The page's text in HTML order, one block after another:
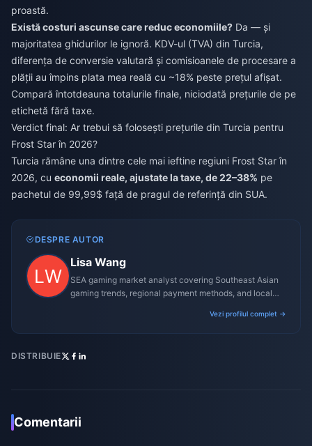
proastă.
Există costuri ascunse care reduc economiile? Da — și
majoritatea ghidurilor le ignoră. KDV-ul (TVA) din Turcia,
diferența de conversie valutară și comisioanele de procesare a
plății au împins plata mea reală cu ~18% peste prețul afișat.
Compară întotdeauna totalurile finale, niciodată prețurile de pe
etichetă fără taxe.
Verdict final: Ar trebui să folosești prețurile din Turcia pentru
Frost Star în 2026?
Turcia rămâne una dintre cele mai ieftine regiuni Frost Star în
2026, cu economii reale, ajustate la taxe, de 22–38% pe
pachetul de 99,99$ față de pragul de referință din SUA.
DESPRE AUTOR
Lisa Wang
SEA gaming market analyst covering Southeast Asian
gaming trends, regional payment methods, and local
Vezi profilul complet →
DISTRIBUIE
Comentarii